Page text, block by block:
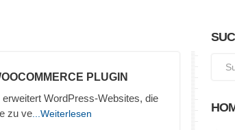
PLUGIN
WordPress-Websites, die
zu ve ...Weiterlesen